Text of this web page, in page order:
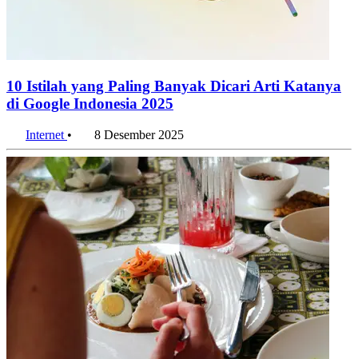
10 Istilah yang Paling Banyak Dicari Arti Katanya
di Google Indonesia 2025
Internet • 8 Desember 2025